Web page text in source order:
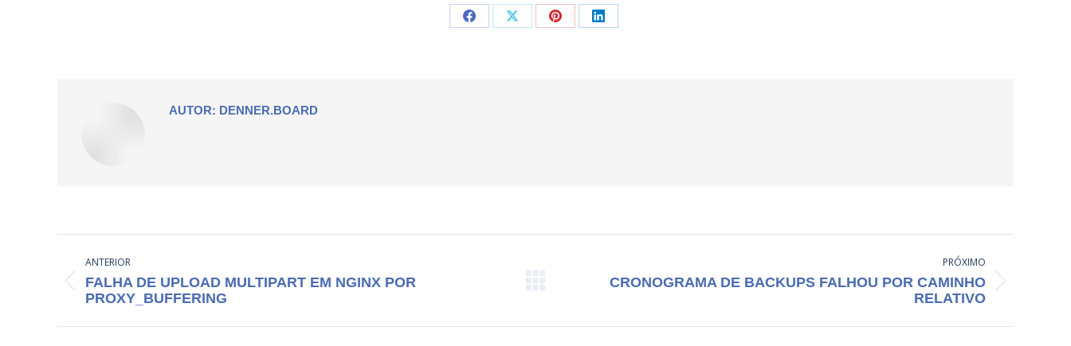
CompartilharCompartilharCompartilharCompartilhar
AUTOR: DENNER.BOARD
POST:
ANTERIOR
Post
anterior:
FALHA DE UPLOAD MULTIPART EM NGINX POR
PROXY_BUFFERING
PRÓXIMO
PróximoCRONOGRAMA DE BACKUPS FALHOU POR CAMINHO
RELATIVO